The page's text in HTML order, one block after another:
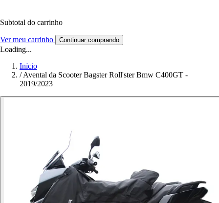
Subtotal do carrinho
Ver meu carrinho Continuar comprando
Loading...
Início
/ Avental da Scooter Bagster Roll'ster Bmw C400GT -
2019/2023